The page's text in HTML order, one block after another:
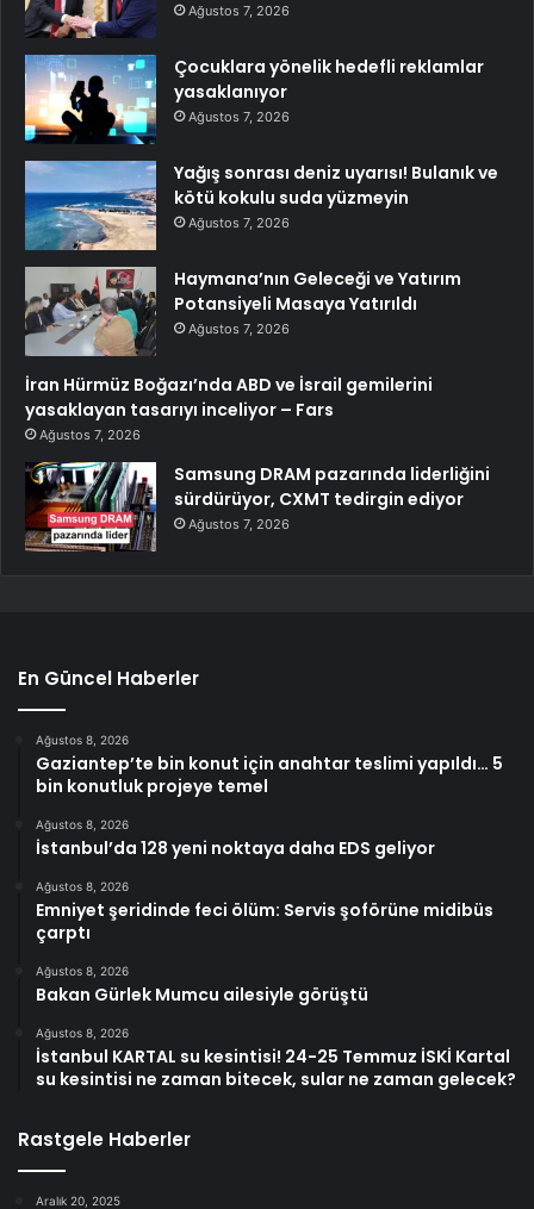
Ağustos 7, 2026
Çocuklara yönelik hedefli reklamlar
yasaklanıyor
Ağustos 7, 2026
Yağış sonrası deniz uyarısı! Bulanık ve
kötü kokulu suda yüzmeyin
Ağustos 7, 2026
Haymana’nın Geleceği ve Yatırım
Potansiyeli Masaya Yatırıldı
Ağustos 7, 2026
İran Hürmüz Boğazı’nda ABD ve İsrail gemilerini
yasaklayan tasarıyı inceliyor – Fars
Ağustos 7, 2026
Samsung DRAM pazarında liderliğini
sürdürüyor, CXMT tedirgin ediyor
Ağustos 7, 2026
En Güncel Haberler
Ağustos 8, 2026
Gaziantep’te bin konut için anahtar teslimi yapıldı… 5
bin konutluk projeye temel
Ağustos 8, 2026
İstanbul’da 128 yeni noktaya daha EDS geliyor
Ağustos 8, 2026
Emniyet şeridinde feci ölüm: Servis şoförüne midibüs
çarptı
Ağustos 8, 2026
Bakan Gürlek Mumcu ailesiyle görüştü
Ağustos 8, 2026
İstanbul KARTAL su kesintisi! 24-25 Temmuz İSKİ Kartal
su kesintisi ne zaman bitecek, sular ne zaman gelecek?
Rastgele Haberler
Aralık 20, 2025